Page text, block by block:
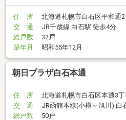
住 所
北海道札幌市白石区平和通
交 通
JR千歳線 白石駅 徒歩4分
総戸数
32戸
築年月
昭和55年12月
朝日プラザ白石本通
住 所
北海道札幌市白石区本通3
交 通
JR函館本線(小樽～旭川) 白
総戸数
50戸